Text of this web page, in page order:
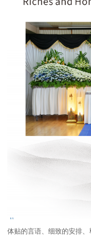
体贴的言语、细致的安排